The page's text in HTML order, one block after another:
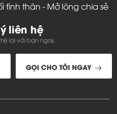
tình thân - Mở lòng chia sẻ
liên hệ
lại với bạn ngay.
GỌI CHO TÔI NGAY